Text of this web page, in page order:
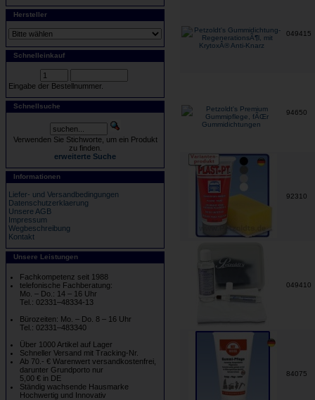
Hersteller
Schnelleinkauf
Eingabe der Bestellnummer.
Schnellsuche
Verwenden Sie Stichworte, um ein Produkt
zu finden.
erweiterte Suche
Informationen
Liefer- und Versandbedingungen
Datenschutzerklaerung
Unsere AGB
Impressum
Wegbeschreibung
Kontakt
Unsere Leistungen
Fachkompetenz seit 1988
telefonische Fachberatung:
Mo. – Do.: 14 – 16 Uhr
Tel.: 02331–48334-13
Bürozeiten: Mo. – Do. 8 – 16 Uhr
Tel.: 02331–483340
Über 1000 Artikel auf Lager
Schneller Versand mit Tracking-Nr.
Ab 70.- € Warenwert versandkostenfrei,
darunter Grundporto nur
5,00 € in DE
Ständig wachsende Hausmarke
Hochwertig und Innovativ
049415
94650
92310
049410
84075